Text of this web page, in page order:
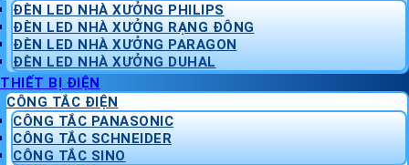
ĐÈN LED NHÀ XƯỞNG PHILIPS
ĐÈN LED NHÀ XƯỞNG RẠNG ĐÔNG
ĐÈN LED NHÀ XƯỞNG PARAGON
ĐÈN LED NHÀ XƯỞNG DUHAL
THIẾT BỊ ĐIỆN
CÔNG TẮC ĐIỆN
CÔNG TẮC PANASONIC
CÔNG TẮC SCHNEIDER
CÔNG TẮC SINO